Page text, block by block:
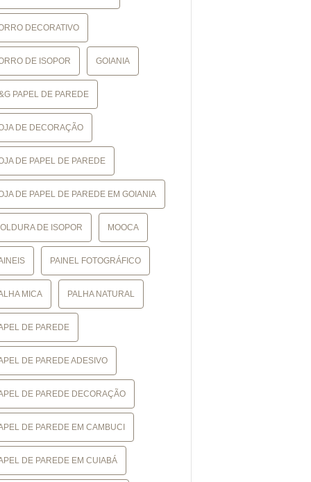
DECORATIVO
DE ISOPOR GOIANIA
PAPEL DE PAREDE
DE DECORAÇÃO
DE PAPEL DE PAREDE
DE PAPEL DE PAREDE EM GOIANIA
DE ISOPOR MOOCA
PAINEL FOTOGRÁFICO
MICA PALHA NATURAL
DE PAREDE
DE PAREDE ADESIVO
DE PAREDE DECORAÇÃO
DE PAREDE EM CAMBUCI
DE PAREDE EM CUIABÁ